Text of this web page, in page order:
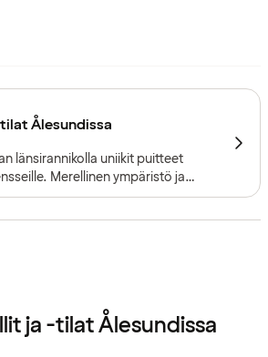
Ålesundissa
länsirannikolla uniikit puitteet
Merellinen ympäristö ja
luovat vahvan
ja -tilat Ålesundissa